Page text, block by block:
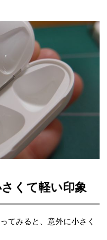
くて軽い印象
てみると、意外に小さく